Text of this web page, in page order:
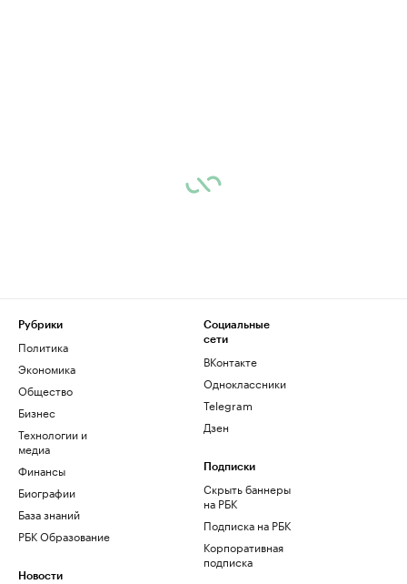
Рубрики
Политика
Экономика
Общество
Бизнес
Технологии и
медиа
Финансы
Биографии
База знаний
РБК Образование
Новости
Социальные
сети
ВКонтакте
Одноклассники
Telegram
Дзен
Подписки
Скрыть баннеры
на РБК
Подписка на РБК
Корпоративная
подписка